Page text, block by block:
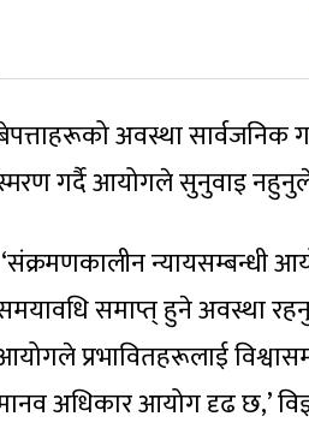
अवस्था सार्वजनिक
गर्दै आयोगले सुनुवाइ नहुनुले
‘संक्रमणकालीन न्यायसम्बन्धी
समाप्त् हुने अवस्था
प्रभावितहरूलाई
अधिकार आयोग दृढ छ,’